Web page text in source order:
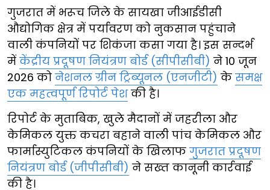
गुजरात में भरूच जिले के सायखा जीआईडीसी
औद्योगिक क्षेत्र में पर्यावरण को नुकसान पहुंचाने
वाली कंपनियों पर शिकंजा कसा गया है। इस सन्दर्भ
में केंद्रीय प्रदूषण नियंत्रण बोर्ड (सीपीसीबी) ने 10 जून
2026 को नेशनल ग्रीन ट्रिब्यूनल (एनजीटी) के समक्ष
एक महत्वपूर्ण रिपोर्ट पेशकी है।
रिपोर्ट के मुताबिक, खुले मैदानों में जहरीला और
केमिकल युक्त कचरा बहाने वाली पांच केमिकल और
फार्मास्युटिकल कंपनियों के खिलाफ गुजरात प्रदूषण
नियंत्रण बोर्ड (जीपीसीबी) ने सख्त कानूनी कार्रवाई
की है।